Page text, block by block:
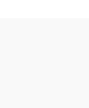
BEKASI,